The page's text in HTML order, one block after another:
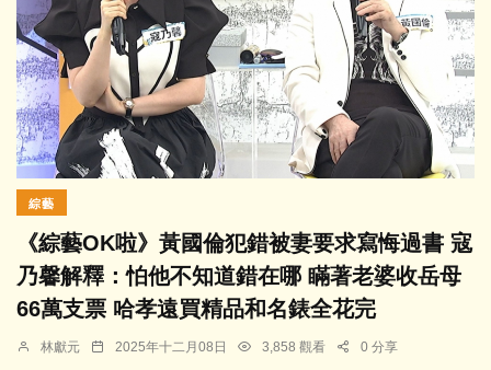
綜藝
《綜藝OK啦》黃國倫犯錯被妻要求寫悔過書 寇
乃馨解釋：怕他不知道錯在哪 瞞著老婆收岳母
66萬支票 哈孝遠買精品和名錶全花完
林獻元 2025年十二月08日 3,858 觀看 0 分享